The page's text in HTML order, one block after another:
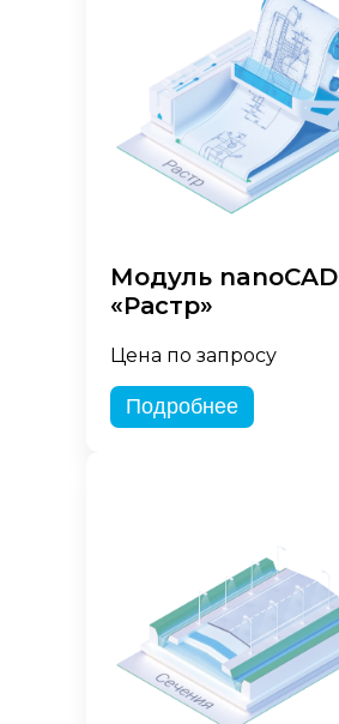
Модуль nanoCAD
«Растр»
Цена по запросу
Подробнее